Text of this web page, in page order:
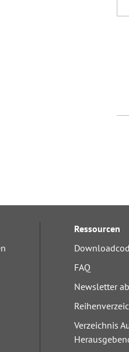
Ressourcen
FAQ
Newsletter
Verzeichnis